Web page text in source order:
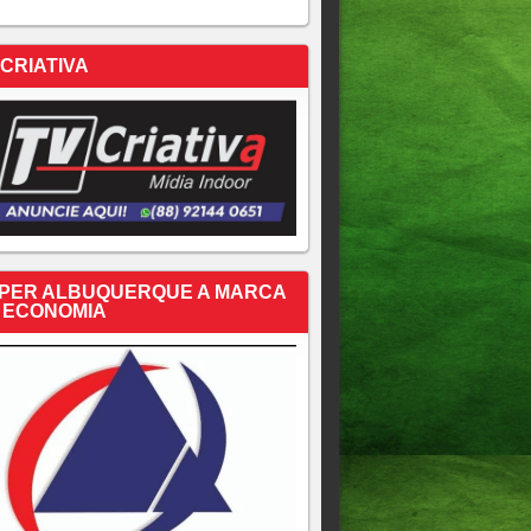
ALBUQUERQUE A MARCA
ECONOMIA